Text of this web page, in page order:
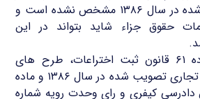
قانون تصویب شده در سال ۱۳۸۶ مشخص نشده است و
حقوق جزاء شاید بتواند در این
با توجه به ماده ۶۱ قانون ثبت اختراعات، طرح های
صنعتی و علائم تجاری تصویب شده در سال ۱۳۸۶ و ماده
دادرسی کیفری و رای وحدت رویه شماره